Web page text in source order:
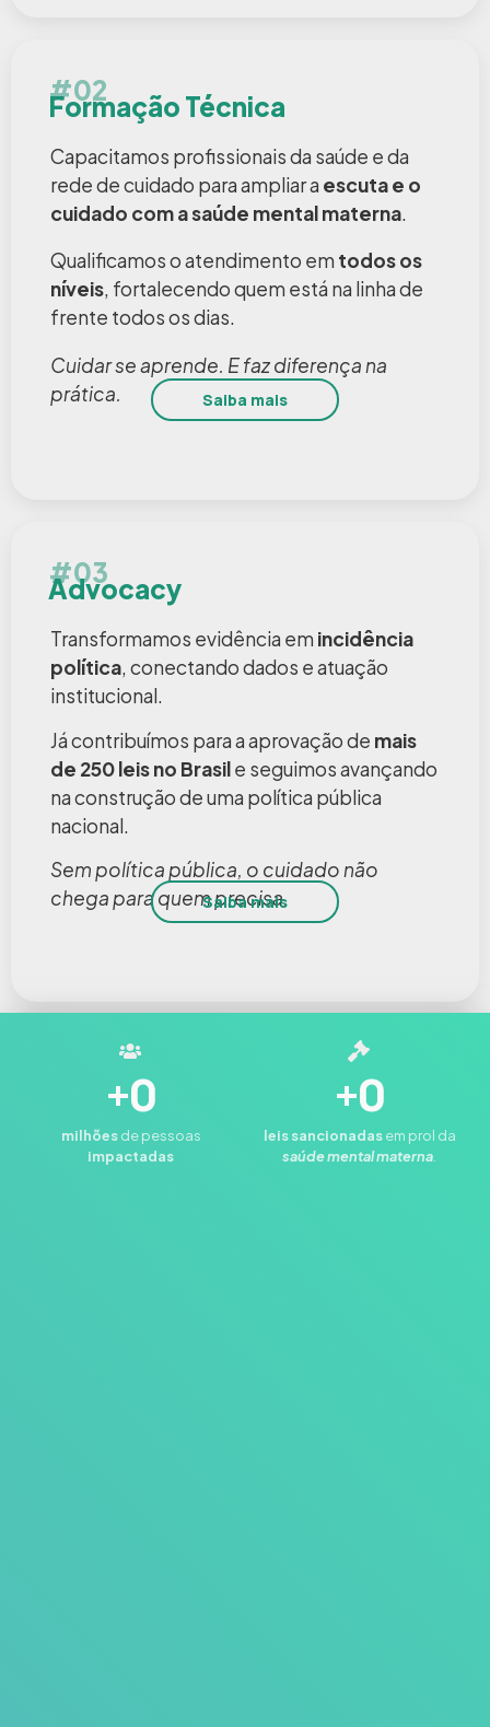
#02
Formação Técnica
Capacitamos profissionais da saúde e da
rede de cuidado para ampliar a escuta e o
cuidado com a saúde mental materna.
Qualificamos o atendimento em todos os
níveis, fortalecendo quem está na linha de
frente todos os dias.
Cuidar se aprende. E faz diferença na
prática.
Saiba mais
#03
Advocacy
Transformamos evidência em incidência
política, conectando dados e atuação
institucional.
Já contribuímos para a aprovação de mais
de 250 leis no Brasile seguimos avançando
na construção de uma política pública
nacional.
Sem política pública, o cuidado não
chega para quem precisa.
Saiba mais
+0
milhõesde pessoas
impactadas
+0
leissancionadasem prol da
saúde mental materna